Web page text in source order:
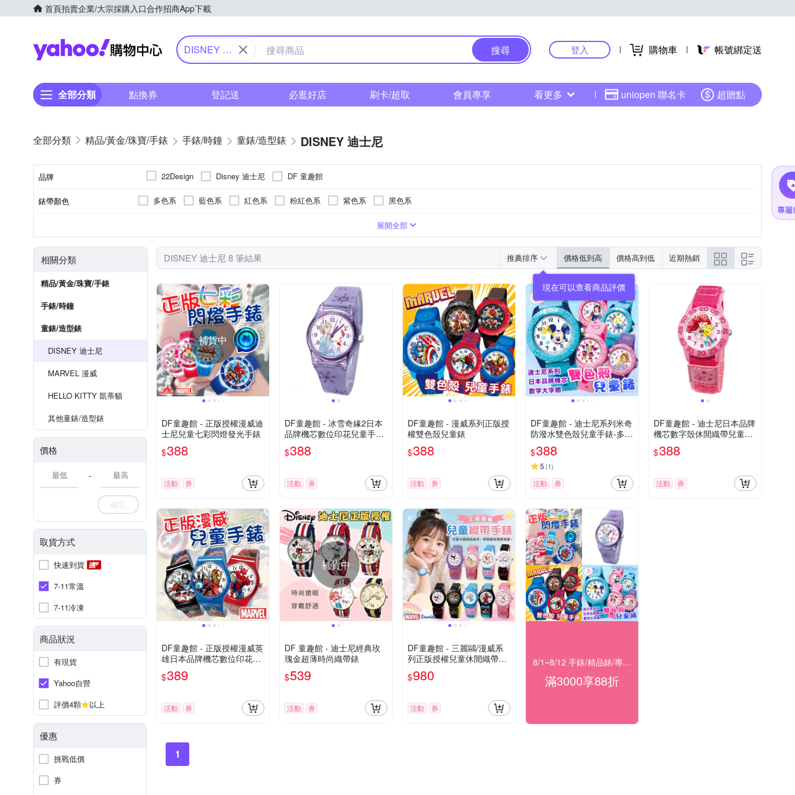
首頁拍賣企業/大宗採購入口合作招商App下載
Yahoo購物中心
DISNEY 迪
搜尋 登入 購物車 帳號綁定送
全部分類 點換券 登記送 必逛好店 刷卡/超取 會員專享 看更多 uniopen 聯名卡 超贈點
精品/黃金/珠寶/手錶 手錶/時鐘 童錶/造型錶 DISNEY 迪士尼
品牌 22Design Disney 迪士尼 DF 童趣館
錶帶顏色 多色系 藍色系 紅色系 粉紅色系 紫色系 黑色系
灰色系
展開全部
相關分類
精品/黃金/珠寶/手錶
手錶/時鐘
童錶/造型錶
DISNEY 迪士尼
MARVEL 漫威
HELLO KITTY 凱蒂貓
其他童錶/造型錶
價格
-
確定
取貨方式
快速到貨
7-11常溫
7-11冷凍
商品狀況
有現貨
Yahoo自營
評價4顆
以上
優惠
挑戰低價
券
DISNEY 迪士尼 8 筆結果 推薦排序 價格低到高 價格高到低 近期熱銷
現在可以查看商品評價
補貨中
DF童趣館 - 正版授權漫威迪
士尼兒童七彩閃燈發光手錶
$388
活動 券
DF童趣館 - 冰雪奇緣2日本
品牌機芯數位印花兒童手錶-
共3色
$388
活動 券
DF童趣館 - 漫威系列正版授
權雙色殼兒童錶
$388
活動 券
DF童趣館 - 迪士尼系列米奇
防潑水雙色殼兒童手錶-多款
可選
$388
5 (1)
活動 券
DF童趣館 - 迪士尼日本品牌
機芯數字殼休閒織帶兒童手
錶 - 多款可選
$388
活動 券
DF童趣館 - 正版授權漫威英
雄日本品牌機芯數位印花兒
童手錶
$389
活動 券
補貨中
DF 童趣館 - 迪士尼經典玫
瑰金超薄時尚織帶錶
$539
活動 券
DF童趣館 - 三麗鷗/漫威系
列正版授權兒童休閒織帶錶
- 多款可選
$980
活動 券
8/1~8/12 手錶/精品錶/專櫃飾品 指定商品滿$3000享88折
滿3000享88折
1